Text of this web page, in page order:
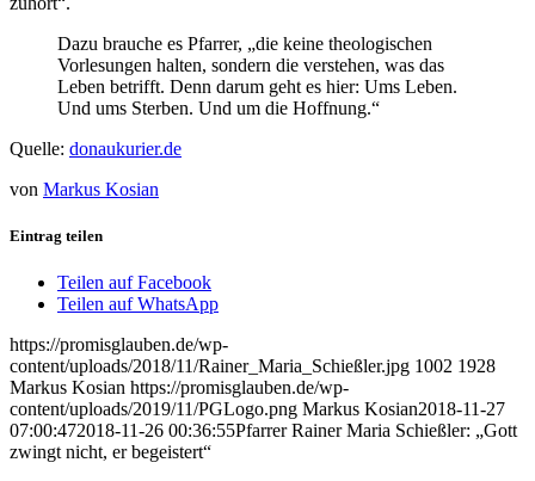
Dazu brauche es Pfarrer, „die keine theologischen
Vorlesungen halten, sondern die verstehen, was das
Leben betrifft. Denn darum geht es hier: Ums Leben.
Und ums Sterben. Und um die Hoffnung.“
Quelle: donaukurier.de
von Markus Kosian
Eintrag teilen
Teilen auf Facebook
Teilen auf WhatsApp
https://promisglauben.de/wp-
content/uploads/2018/11/Rainer_Maria_Schießler.jpg 1002 1928
Markus Kosian https://promisglauben.de/wp-
content/uploads/2019/11/PGLogo.png Markus Kosian2018-11-27
07:00:472018-11-26 00:36:55Pfarrer Rainer Maria Schießler: „Gott
zwingt nicht, er begeistert“